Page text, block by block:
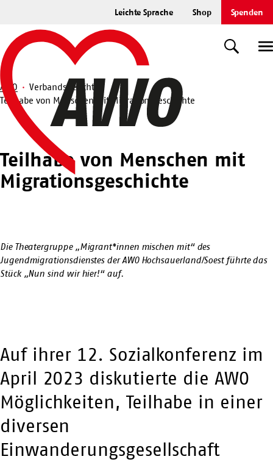
springen
Leichte Sprache Shop Spenden
Startseite
Suche
Suche
AWO
Verbandsbericht
Teilhabe von Menschen mit Migrationsgeschichte
Teilhabe von Menschen mit
Migrationsgeschichte
Die Theatergruppe „Migrant*innen mischen mit“ des
Jugendmigrationsdienstes der AWO Hochsauerland/Soest führte das
Stück „Nun sind wir hier!“ auf.
Auf ihrer 12. Sozialkonferenz im
April 2023 diskutierte die AWO
Möglichkeiten, Teilhabe in einer
diversen
Einwanderungsgesellschaft